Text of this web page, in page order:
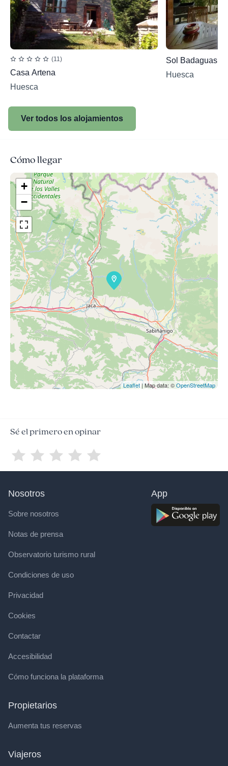
(11)
Casa Artena
Huesca
Sol Badaguas
Huesca
Ver todos los alojamientos
Cómo llegar
+
−
Leaflet | Map data: ©OpenStreetMap
Sé el primero en opinar
Nosotros
Sobre nosotros
Notas de prensa
Observatorio turismo rural
Condiciones de uso
Privacidad
Cookies
Contactar
Accesibilidad
Cómo funciona la plataforma
Propietarios
Aumenta tus reservas
Viajeros
App